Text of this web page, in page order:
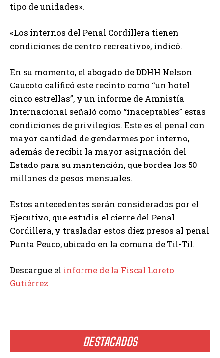
DESTACADOS
tipo de unidades».
«Los internos del Penal Cordillera tienen
condiciones de centro recreativo», indicó.
En su momento, el abogado de DDHH Nelson
Caucoto calificó este recinto como “un hotel
cinco estrellas”, y un informe de Amnistía
Internacional señaló como “inaceptables” estas
condiciones de privilegios. Este es el penal con
mayor cantidad de gendarmes por interno,
además de recibir la mayor asignación del
Estado para su mantención, que bordea los 50
millones de pesos mensuales.
Estos antecedentes serán considerados por el
Ejecutivo, que estudia el cierre del Penal
Cordillera, y trasladar estos diez presos al penal
Punta Peuco, ubicado en la comuna de Til-Til.
Descargue el informe de la Fiscal Loreto
Gutiérrez